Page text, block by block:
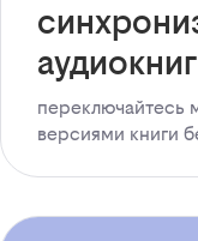
аудиокниг
переключайтесь
версиями книги